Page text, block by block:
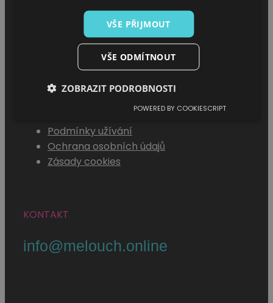
Sháním melouch
MENU
Podmínky užívání
Ochrana osobních údajů
Zásady cookies
KONTAKT
info@melouch.online
VŠE PŘIJMOUT
VŠE ODMÍTNOUT
ZOBRAZIT PODROBNOSTI
POWERED BY COOKIESCRIPT